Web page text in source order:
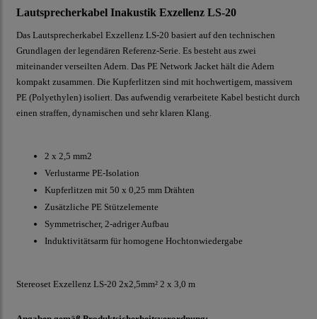
Lautsprecherkabel Inakustik Exzellenz LS-20
Das Lautsprecherkabel Exzellenz LS-20 basiert auf den technischen
Grundlagen der legendären Referenz-Serie. Es besteht aus zwei
miteinander verseilten Adern. Das PE Network Jacket hält die Adern
kompakt zusammen. Die Kupferlitzen sind mit hochwertigem, massivem
PE (Polyethylen) isoliert. Das aufwendig verarbeitete Kabel besticht durch
einen straffen, dynamischen und sehr klaren Klang.
2 x 2,5 mm2
Verlustarme PE-Isolation
Kupferlitzen mit 50 x 0,25 mm Drähten
Zusätzliche PE Stützelemente
Symmetrischer, 2-adriger Aufbau
Induktivitätsarm für homogene Hochtonwiedergabe
Stereoset Exzellenz LS-20 2x2,5mm² 2 x 3,0 m